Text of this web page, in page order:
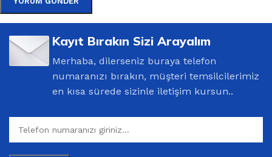
Kayıt Bırakın Sizi Arayalım
Merhaba, dilerseniz buraya telefon
numaranızı bırakın, müşteri temsilcilerimiz
en kısa sürede sizinle iletişim kursun..